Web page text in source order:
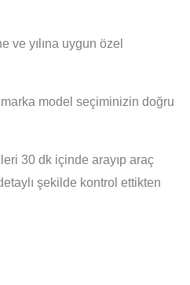
ve yılına uygun özel
model seçiminizin doğru
30 dk içinde arayıp araç
şekilde kontrol ettikten